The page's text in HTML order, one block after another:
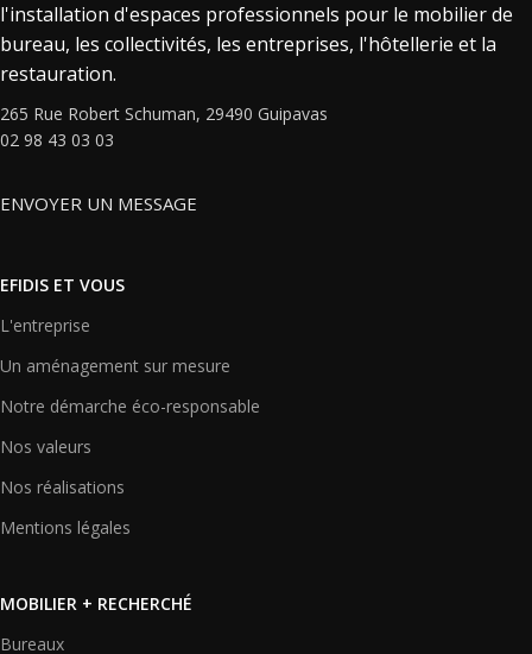
l'installation d'espaces professionnels pour le mobilier de
bureau, les collectivités, les entreprises, l'hôtellerie et la
restauration.
265 Rue Robert Schuman, 29490 Guipavas
02 98 43 03 03
ENVOYER UN MESSAGE
EFIDIS ET VOUS
L'entreprise
Un aménagement sur mesure
Notre démarche éco-responsable
Nos valeurs
Nos réalisations
Mentions légales
MOBILIER + RECHERCHÉ
Bureaux